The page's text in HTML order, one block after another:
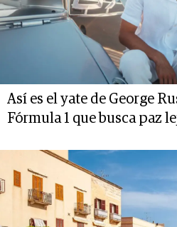
Así es el yate de George
Fórmula 1 que busca paz